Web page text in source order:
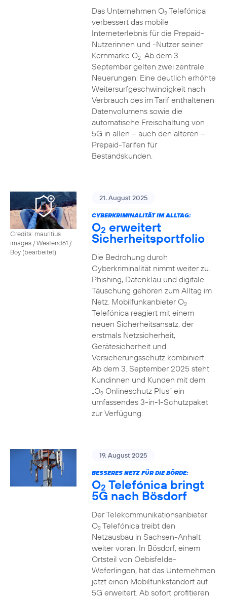
Das Unternehmen O2Telefónica
verbessert das mobile
Interneterlebnis für die Prepaid-
Nutzerinnen und -Nutzer seiner
Kernmarke O2. Ab dem 3.
September gelten zwei zentrale
Neuerungen: Eine deutlich erhöhte
Weitersurfgeschwindigkeit nach
Verbrauch des im Tarif enthaltenen
Datenvolumens sowie die
automatische Freischaltung von
5G in allen – auch den älteren –
Prepaid-Tarifen für
Bestandskunden.
Credits: mauritius
images / Westend61 /
Boy (bearbeitet)
21. August 2025
CYBERKRIMINALITÄT IM ALLTAG:
O2 erweitert
Sicherheitsportfolio
Die Bedrohung durch
Cyberkriminalität nimmt weiter zu.
Phishing, Datenklau und digitale
Täuschung gehören zum Alltag im
Netz. Mobilfunkanbieter O2
Telefónica reagiert mit einem
neuen Sicherheitsansatz, der
erstmals Netzsicherheit,
Gerätesicherheit und
Versicherungsschutz kombiniert.
Ab dem 3. September 2025 steht
Kundinnen und Kunden mit dem
„O2Onlineschutz Plus“ ein
umfassendes 3-in-1-Schutzpaket
zur Verfügung.
19. August 2025
BESSERES NETZ FÜR DIE BÖRDE:
O2 Telefónica bringt
5G nach Bösdorf
Der Telekommunikationsanbieter
O2Telefónica treibt den
Netzausbau in Sachsen-Anhalt
weiter voran. In Bösdorf, einem
Ortsteil von Oebisfelde-
Weferlingen, hat das Unternehmen
jetzt einen Mobilfunkstandort auf
5G erweitert. Ab sofort profitieren